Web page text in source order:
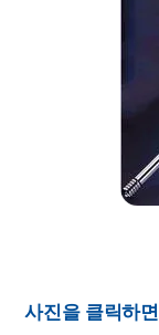
사진을 클릭하면